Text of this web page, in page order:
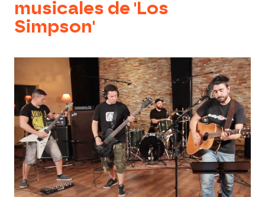
musicales de 'Los
Simpson'